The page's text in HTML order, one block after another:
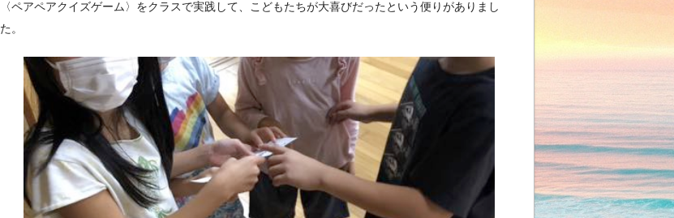
〈ペアペアクイズゲーム〉をクラスで実践して、こどもたちが大喜びだったという便りがありまし
た。